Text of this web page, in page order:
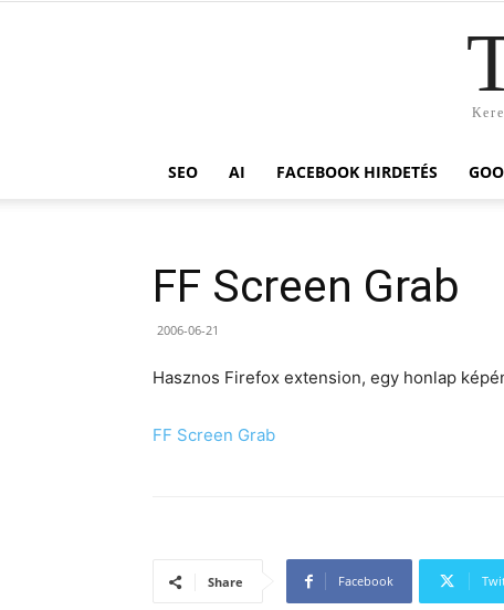
SEO AI FACEBOOK HIRDETÉS
FF Screen Grab
2006-06-21
Hasznos Firefox extension, egy honlap
FF Screen Grab
Share Facebook